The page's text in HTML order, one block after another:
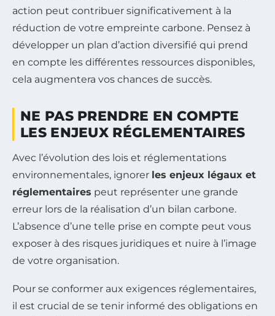
action peut contribuer significativement à la
réduction de votre empreinte carbone. Pensez à
développer un plan d’action diversifié qui prend
en compte les différentes ressources disponibles,
cela augmentera vos chances de succès.
NE PAS PRENDRE EN COMPTE
LES ENJEUX RÉGLEMENTAIRES
Avec l’évolution des lois et réglementations
environnementales, ignorer les enjeux légaux et
réglementaires peut représenter une grande
erreur lors de la réalisation d’un bilan carbone.
L’absence d’une telle prise en compte peut vous
exposer à des risques juridiques et nuire à l’image
de votre organisation.
Pour se conformer aux exigences réglementaires,
il est crucial de se tenir informé des obligations en